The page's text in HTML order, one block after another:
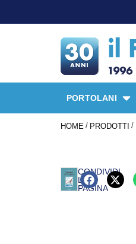
PORTOLANI
HOME / PRODOTTI /
CONDIVIDI
LA
PAGINA